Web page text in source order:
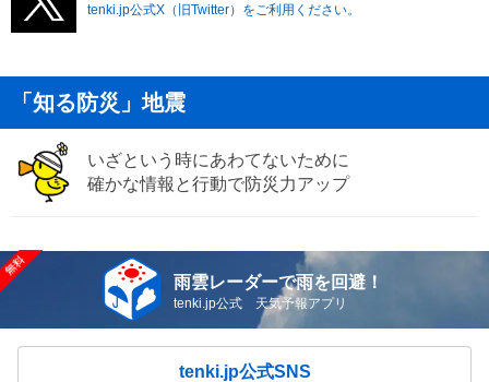
tenki.jp公式X（旧Twitter）をご利用ください。
「知る防災」地震
いざという時にあわてないために
確かな情報と行動で防災力アップ
雨雲レーダーで雨を回避！
tenki.jp公式 天気予報アプリ
tenki.jp公式SNS